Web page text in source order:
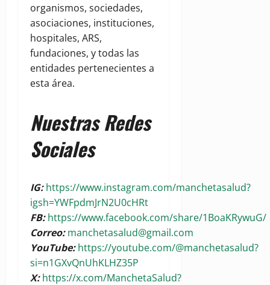
organismos, sociedades,
asociaciones, instituciones,
hospitales, ARS,
fundaciones, y todas las
entidades pertenecientes a
esta área.
Nuestras Redes
Sociales
IG:https://www.instagram.com/manchetasalud?
igsh=YWFpdmJrN2U0cHRt
FB:https://www.facebook.com/share/1BoaKRywuG/
Correo:manchetasalud@gmail.com
YouTube: https://youtube.com/@manchetasalud?
si=n1GXvQnUhKLHZ35P
X:https://x.com/ManchetaSalud?